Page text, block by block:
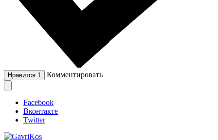
Нравится 1 Комментировать
Facebook
Вконтакте
Twitter